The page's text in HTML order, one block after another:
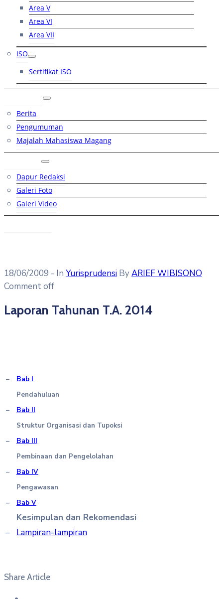
Area V
Area VI
Area VII
ISO
Sertifikat ISO
Berita
Pengumuman
Majalah Mahasiswa Magang
Dapur Redaksi
Galeri Foto
Galeri Video
18/06/2009 - In Yurisprudensi ByARIEF WIBISONO
Comment off
Laporan Tahunan T.A. 2014
–
Bab I
Pendahuluan
–
Bab II
Struktur Organisasi dan Tupoksi
–
Bab III
Pembinaan dan Pengelolahan
–
Bab IV
Pengawasan
–
Bab V
Kesimpulan dan Rekomendasi
–
Lampiran-lampiran
Share Article